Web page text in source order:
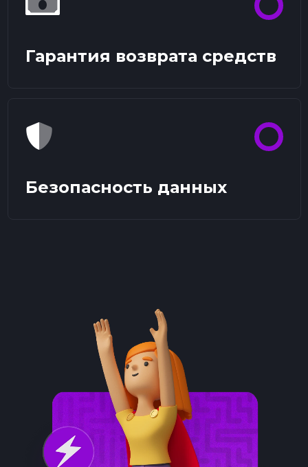
Гарантия возврата средств
Безопасность данных